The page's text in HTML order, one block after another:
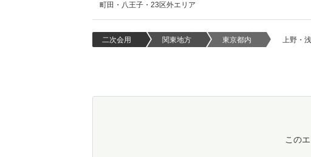
町田・八王子・23区外エリア
二次会用 関東地方 東京都内 上野・
この